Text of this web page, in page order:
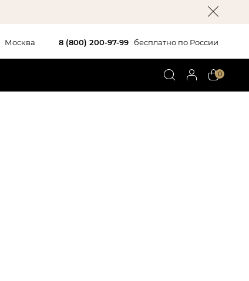
Москва 8 (800) 200-97-99 бесплатно по России
0